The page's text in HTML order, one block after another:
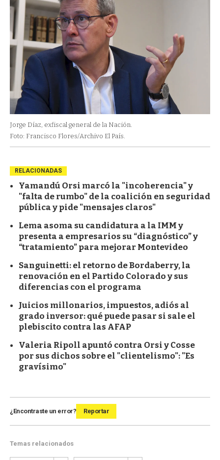
Jorge Díaz, exfiscal general de la Nación.
Foto: Francisco Flores/Archivo El País.
RELACIONADAS
Yamandú Orsi marcó la "incoherencia" y
"falta de rumbo" de la coalición en seguridad
pública y pide "mensajes claros"
Lema asoma su candidatura a la IMM y
presenta a empresarios su “diagnóstico” y
“tratamiento” para mejorar Montevideo
Sanguinetti: el retorno de Bordaberry, la
renovación en el Partido Colorado y sus
diferencias con el programa
Juicios millonarios, impuestos, adiós al
grado inversor: qué puede pasar si sale el
plebiscito contra las AFAP
Valeria Ripoll apuntó contra Orsi y Cosse
por sus dichos sobre el "clientelismo": "Es
gravísimo"
¿Encontraste un error? Reportar
Temas relacionados